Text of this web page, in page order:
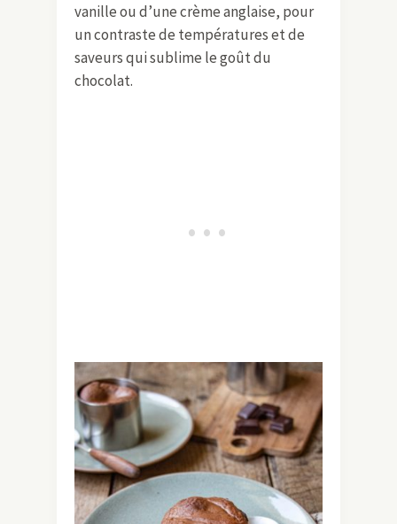
vanille ou d’une crème anglaise, pour
un contraste de températures et de
saveurs qui sublime le goût du
chocolat.